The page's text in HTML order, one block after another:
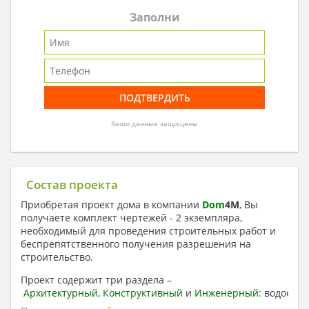
Заполни
Ваши данные защищены
Состав проекта
Приобретая проект дома в компании Dom4M, Вы
получаете комплект чертежей - 2 экземпляра,
необходимый для проведения строительных работ и
беспрепятственного получения разрешения на
строительство.
Проект содержит три раздела –
Архитектурный, Конструктивный и Инженерный:
отопление, вентиляция, канализация,